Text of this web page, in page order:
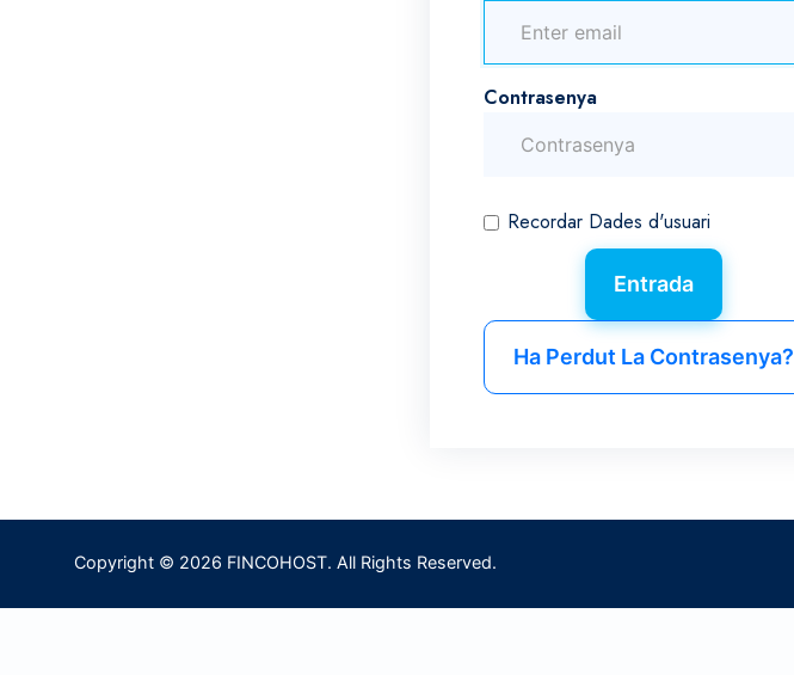
Contrasenya
Recordar Dades d'usuari
Ha Perdut La Contrasenya?
Copyright © 2026 FINCOHOST. All Rights Reserved.